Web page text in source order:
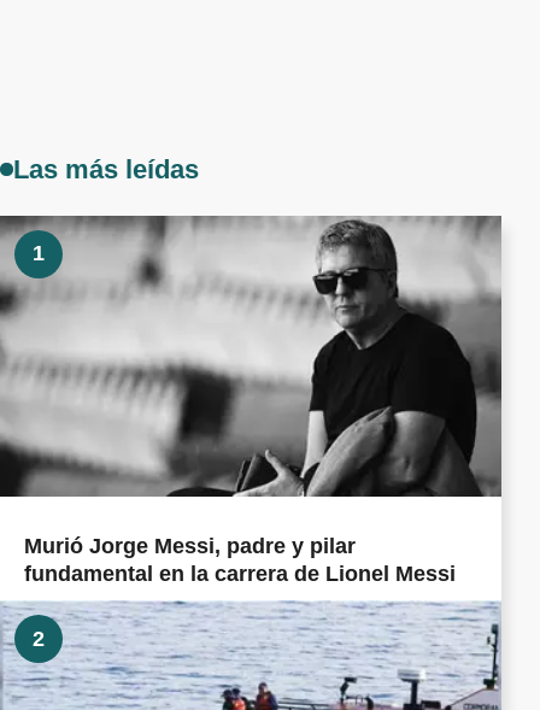
Las más leídas
1
Murió Jorge Messi, padre y pilar
fundamental en la carrera de Lionel Messi
2